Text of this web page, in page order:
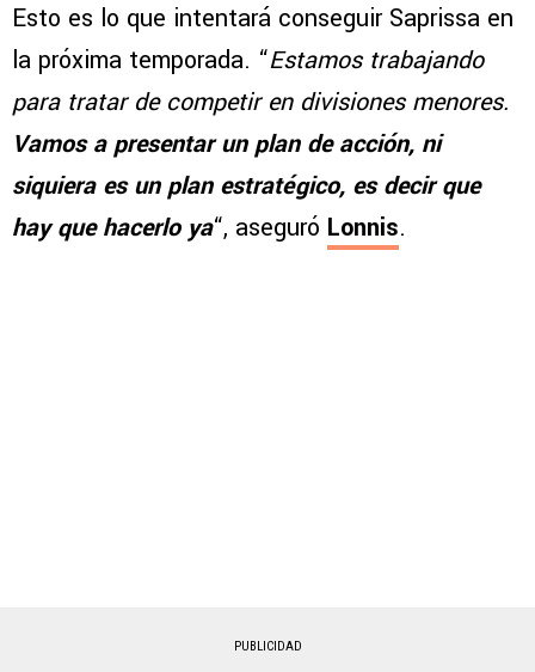
Esto es lo que intentará conseguir Saprissa en
la próxima temporada. “Estamos trabajando
para tratar de competir en divisiones menores.
Vamos a presentar un plan de acción, ni
siquiera es un plan estratégico, es decir que
hay que hacerlo ya“, aseguró Lonnis.
PUBLICIDAD